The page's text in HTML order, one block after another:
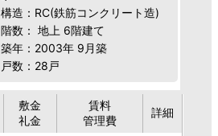
構造：RC(鉄筋コンクリート造)
階数： 地上 6階建て
築年：2003年 9月築
戸数：28戸
敷金
礼金
賃料
管理費
詳細